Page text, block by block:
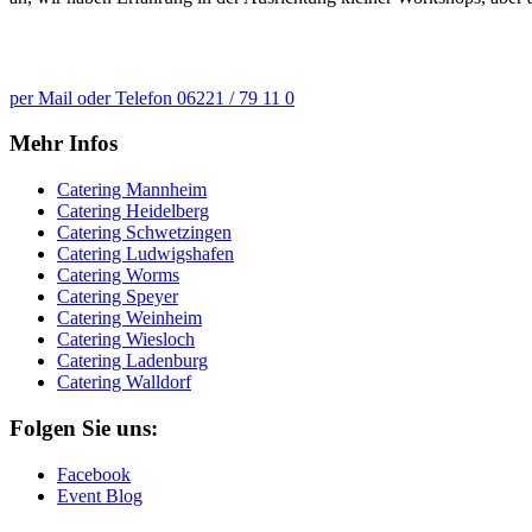
per Mail oder Telefon 06221 / 79 11 0
Mehr Infos
Catering Mannheim
Catering Heidelberg
Catering Schwetzingen
Catering Ludwigshafen
Catering Worms
Catering Speyer
Catering Weinheim
Catering Wiesloch
Catering Ladenburg
Catering Walldorf
Folgen Sie uns:
Facebook
Event Blog